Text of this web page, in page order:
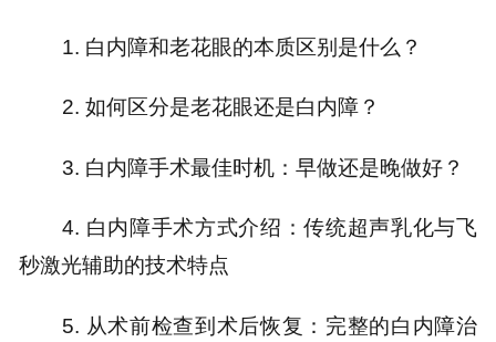
1. 白内障和老花眼的本质区别是什么？
2. 如何区分是老花眼还是白内障？
3. 白内障手术最佳时机：早做还是晚做好？
4. 白内障手术方式介绍 ：传统超声乳化与飞
秒激光辅助的技术特点
5. 从术前检查到术后恢复：完整的白内障治